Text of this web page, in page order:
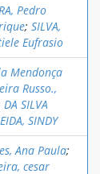
Pedro
; SILVA,
Eufrasio
Mendonça
Russo.,
DA SILVA
SINDY
Ana Paula;
cesar